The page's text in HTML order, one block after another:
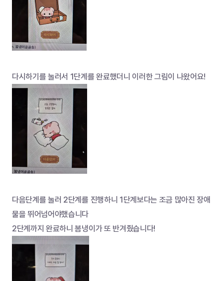
다시하기를 눌러서 1단계를 완료했더니 이러한 그림이 나왔어요!
다음단계를 눌러 2단계를 진행하니 1단계보다는 조금 많아진 장애
물을 뛰어넘어야했습니다
2단계까지 완료하니 봄냉이가 또 반겨줬습니다!